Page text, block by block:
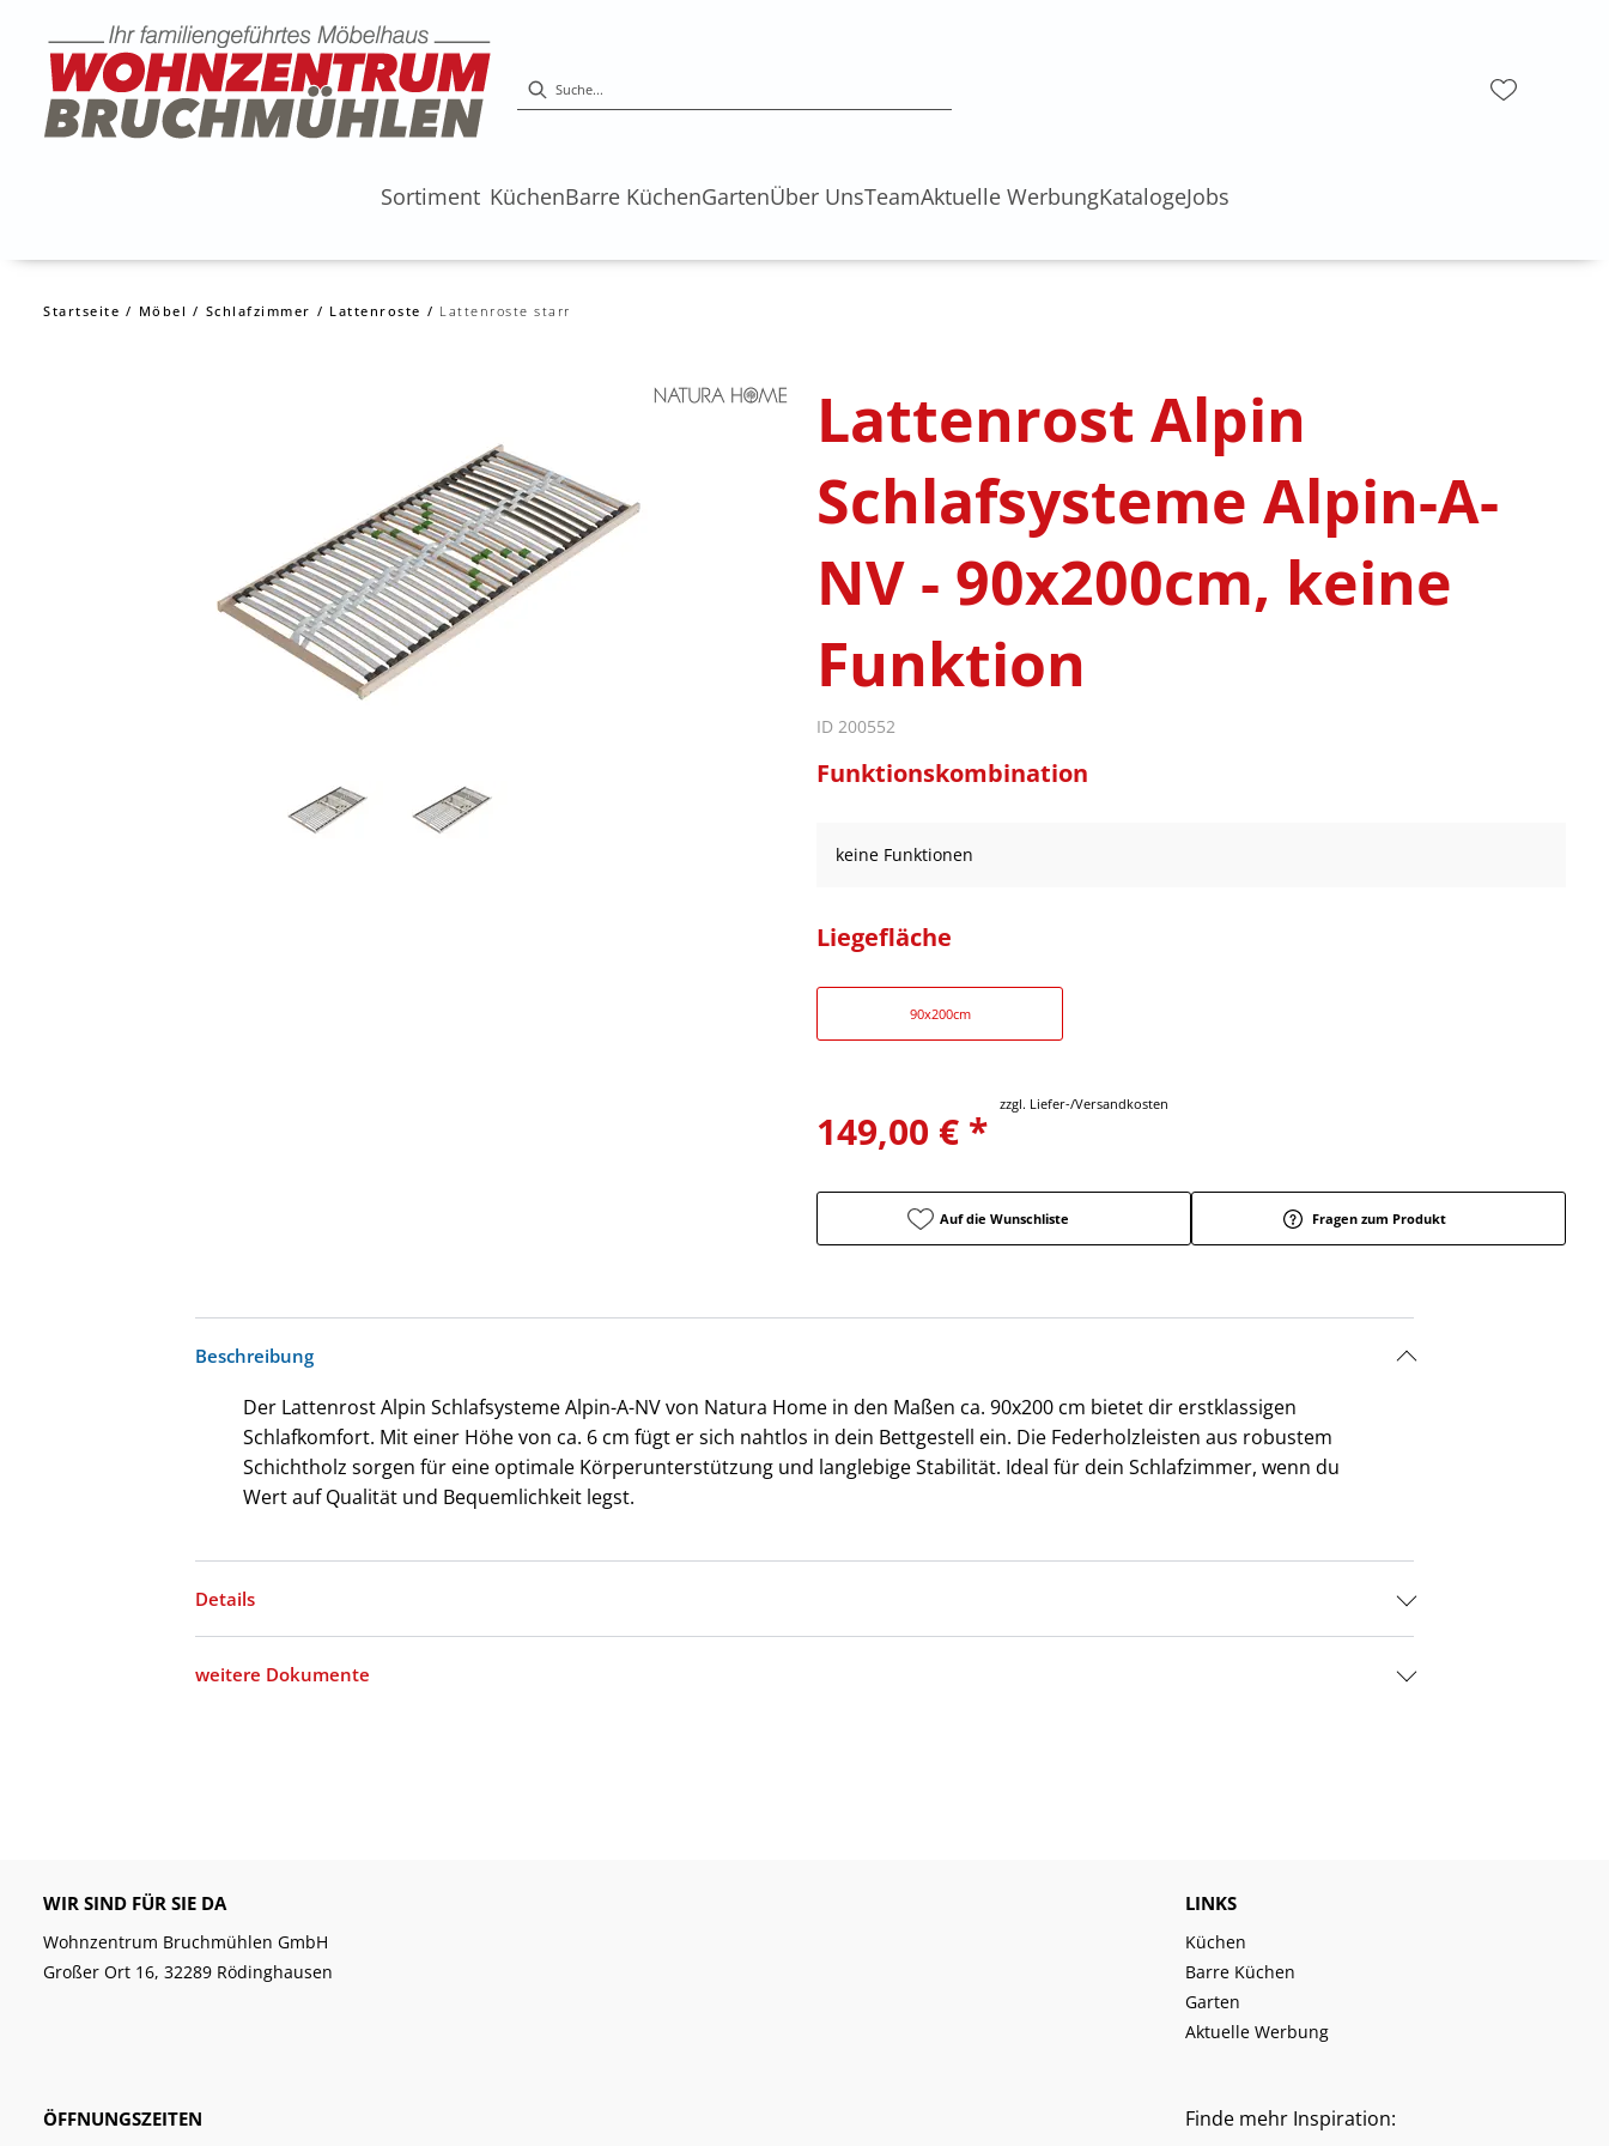
Sortiment KüchenBarre KüchenGartenÜber UnsTeamAktuelle WerbungKatalogeJobs
Startseite Möbel Schlafzimmer Lattenroste Lattenroste starr
Lattenrost Alpin
Schlafsysteme Alpin-A-
NV - 90x200cm, keine
Funktion
ID 200552
Funktionskombination
keine Funktionen
Liegefläche
90x200cm
149,00 € *
zzgl. Liefer-/Versandkosten
Auf die Wunschliste Fragen zum Produkt
Beschreibung
Der Lattenrost Alpin Schlafsysteme Alpin-A-NV von Natura Home in den Maßen ca. 90x200 cm bietet dir erstklassigen
Schlafkomfort. Mit einer Höhe von ca. 6 cm fügt er sich nahtlos in dein Bettgestell ein. Die Federholzleisten aus robustem
Schichtholz sorgen für eine optimale Körperunterstützung und langlebige Stabilität. Ideal für dein Schlafzimmer, wenn du
Wert auf Qualität und Bequemlichkeit legst.
Details
weitere Dokumente
WIR SIND FÜR SIE DA
Wohnzentrum Bruchmühlen GmbH
Großer Ort 16, 32289 Rödinghausen
LINKS
Küchen
Barre Küchen
Garten
Aktuelle Werbung
ÖFFNUNGSZEITEN Finde mehr Inspiration: